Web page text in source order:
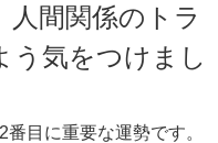
間関係のトラ
う気をつけまし
目に重要な運勢です。